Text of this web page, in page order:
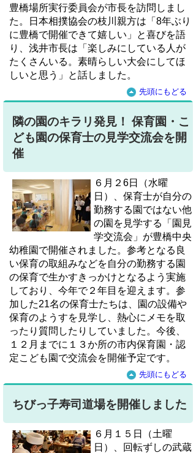
豊橋場所実行委員会が市長を訪問しまし
た。日本相撲協会の枝川親方は「8年ぶり
に豊橋で開催できて嬉しい」と喜びを語
り、浅井市長は「楽しみにしている人が
たくさんいる。素晴らしい大会にしてほ
しいと思う」と話しました。
先頭にもどる
隣の園のキラリ発見！ 保育園・こ
ども園の保育士の見学交流会を開
催
６月２6日（水曜
日）、保育士が自分の
勤務する園ではない他
の園を見学する「園見
学交流会」が豊橋中央
幼稚園で開催されました。参考となる良
い保育の取組みなどを自分の勤務する園
の保育で生かすきっかけとなるよう実施
しており、今年で２年目を迎えます。参
加した21名の保育士たちは、園の設備や
保育のようすを見学し、熱心にメモを取
ったり質問したりしていました。今後、
１２月までに１３か所の市内保育園・認
定こども園で交流会を開催予定です。
先頭にもどる
ちびっ子寿司道場を開催しました
６月１５日（土曜
日）、回転ずしの武蔵